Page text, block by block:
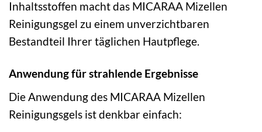
Inhaltsstoffen macht das MICARAA Mizellen
Reinigungsgel zu einem unverzichtbaren
Bestandteil Ihrer täglichen Hautpflege.
Anwendung für strahlende Ergebnisse
Die Anwendung des MICARAA Mizellen
Reinigungsgels ist denkbar einfach: